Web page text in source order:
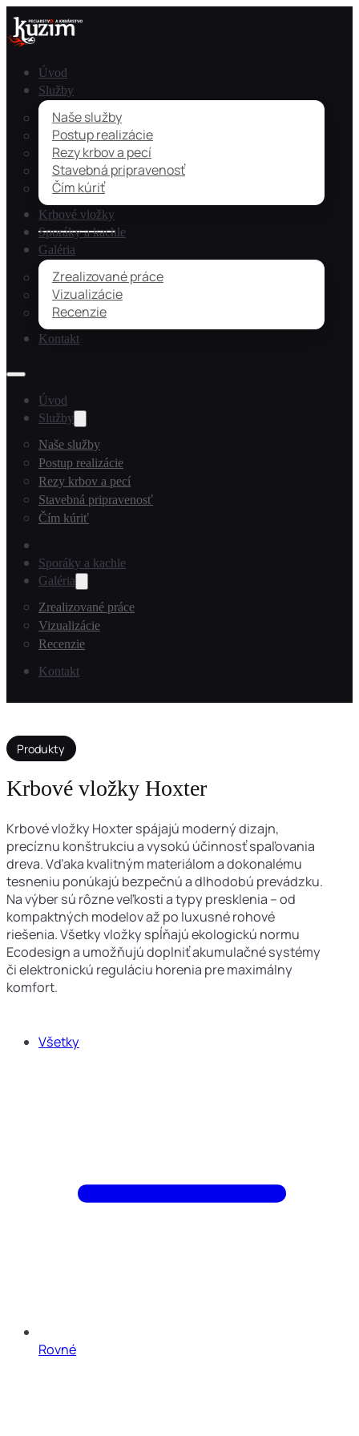
Úvod
Služby
Naše služby
Postup realizácie
Rezy krbov a pecí
Stavebná pripravenosť
Čím kúriť
Krbové vložky
Sporáky a kachle
Galéria
Zrealizované práce
Vizualizácie
Recenzie
Kontakt
Úvod
Služby
Naše služby
Postup realizácie
Rezy krbov a pecí
Stavebná pripravenosť
Čím kúriť
Sporáky a kachle
Galéria
Zrealizované práce
Vizualizácie
Recenzie
Kontakt
Produkty
Krbové vložky Hoxter
Krbové vložky Hoxter spájajú moderný dizajn,
precíznu konštrukciu a vysokú účinnosť spaľovania
dreva. Vďaka kvalitným materiálom a dokonalému
tesneniu ponúkajú bezpečnú a dlhodobú prevádzku.
Na výber sú rôzne veľkosti a typy presklenia – od
kompaktných modelov až po luxusné rohové
riešenia. Všetky vložky spĺňajú ekologickú normu
Ecodesign a umožňujú doplniť akumulačné systémy
či elektronickú reguláciu horenia pre maximálny
komfort.
Všetky
Rovné